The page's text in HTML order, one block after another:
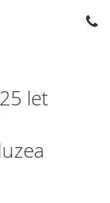
let